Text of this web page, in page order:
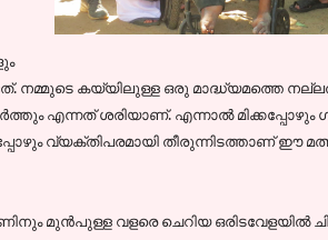
നമ്മുടെ കയ്യിലുള്ള ഒരു മാദ്ധ്യമത്തെ
എന്നത് ശരിയാണ്. എന്നാല്‍ മിക്കപ്പോഴും
വ്യക്തിപരമായി തീരുന്നിടത്താണ്
മുന്‍പുള്ള വളരെ ചെറിയ ഒരിടവേളയില്‍